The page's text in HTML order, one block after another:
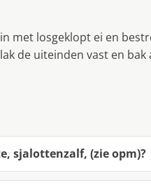
met losgeklopt ei en
de uiteinden vast en bak
sjalottenzalf, (zie opm)?